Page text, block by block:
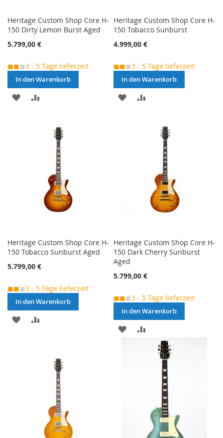
Heritage Custom Shop Core H-
150 Dirty Lemon Burst Aged
5.799,00 €
◼◼◼3 - 5 Tage lieferzeit
In den Warenkorb
MERKEN
HINZUFÜGEN
Heritage Custom Shop Core H-
150 Tobacco Sunburst
4.999,00 €
◼◼◼3 - 5 Tage lieferzeit
In den Warenkorb
MERKEN
HINZUFÜGEN
Heritage Custom Shop Core H-
150 Tobacco Sunburst Aged
5.799,00 €
◼◼◼3 - 5 Tage lieferzeit
In den Warenkorb
MERKEN
Heritage Custom Shop Core H-
150 Dark Cherry Sunburst
Aged
5.799,00 €
◼◼◼3 - 5 Tage lieferzeit
In den Warenkorb
MERKEN
VERGLEICHSLISTE
HINZUFÜGEN